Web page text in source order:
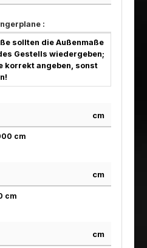
:
sollten die Außenmaße
Gestells wiedergeben;
korrekt angeben, sonst
cm
cm
cm
cm
cm